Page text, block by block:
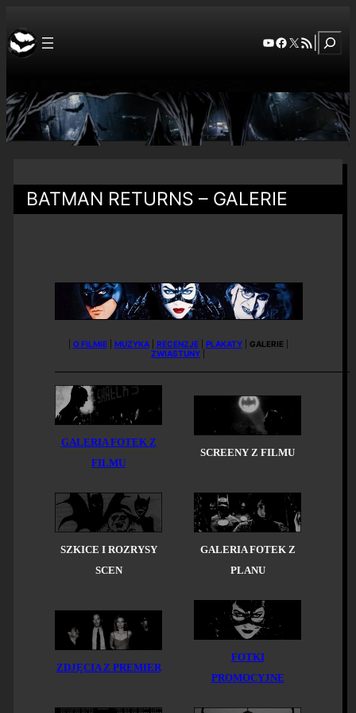
YouTube
Facebook
X RSS Feed
BATMAN RETURNS – GALERIE
O FILMIE| MUZYKA| RECENZJE| PLAKATY| GALERIE|
ZWIASTUNY
GALERIA FOTEK Z
FILMU
SCREENY Z FILMU
SZKICE I ROZRYSY
SCEN
GALERIA FOTEK Z
PLANU
ZDJĘCIA Z PREMIER
FOTKI
PROMOCYJNE